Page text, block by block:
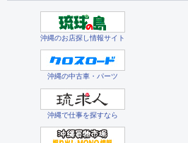
沖縄のお店探し情報サイト
沖縄の中古車・パーツ
沖縄で仕事を探すなら